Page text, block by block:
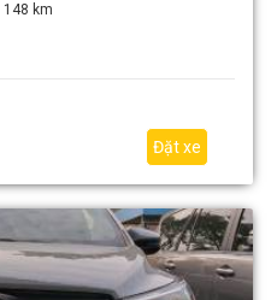
148 km
Đặt xe